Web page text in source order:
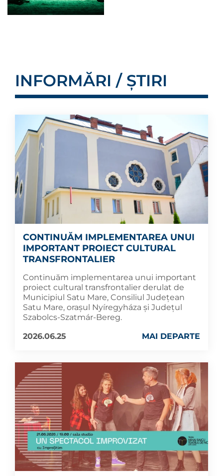
INFORMĂRI / ȘTIRI
CONTINUĂM IMPLEMENTAREA UNUI
IMPORTANT PROIECT CULTURAL
TRANSFRONTALIER
Continuăm implementarea unui important
proiect cultural transfrontalier derulat de
Municipiul Satu Mare, Consiliul Județean
Satu Mare, orașul Nyíregyháza și Județul
Szabolcs-Szatmár-Bereg.
2026.06.25
MAI DEPARTE